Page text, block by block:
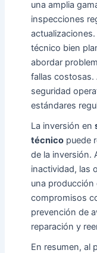
una amplia
inspecciones
técnico bien
abordar
fallas costosas.
seguridad
estándares
La inversión en
técnicopuede
de la inversión.
inactividad, las
una
compromisos
prevención de
reparación y
En resumen, al